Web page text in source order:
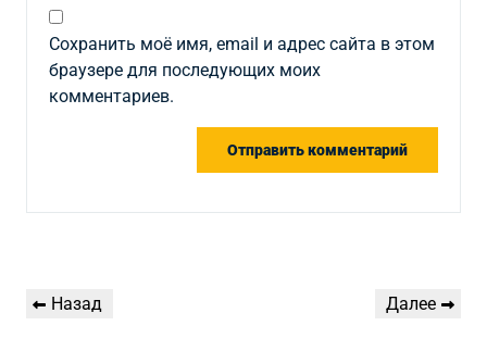
Сохранить моё имя, email и адрес сайта в этом
браузере для последующих моих
комментариев.
по
Предыдущая
Назад
Следующая
Далее